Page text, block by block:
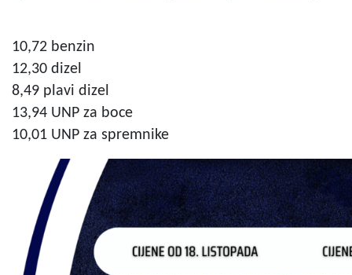
10,72 benzin
12,30 dizel
8,49 plavi dizel
13,94 UNP za boce
10,01 UNP za spremnike